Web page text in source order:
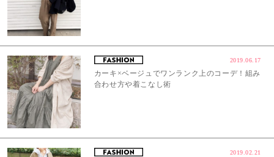
2019.06.17
カーキ×ベージュでワンランク上のコーデ！組み
合わせ方や着こなし術
2019.02.21